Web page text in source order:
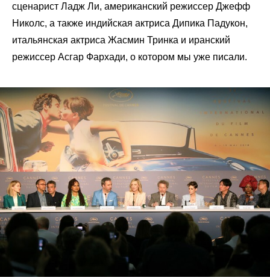
сценарист Ладж Ли, американский режиссер Джефф
Николс, а также индийская актриса Дипика Падукон,
итальянская актриса Жасмин Тринка и иранский
режиссер Асгар Фархади, о котором мы уже писали.